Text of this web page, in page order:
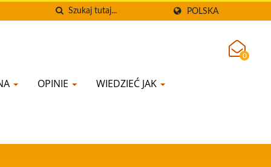
POLSKA
OPINIE WIEDZIEĆ JAK
0